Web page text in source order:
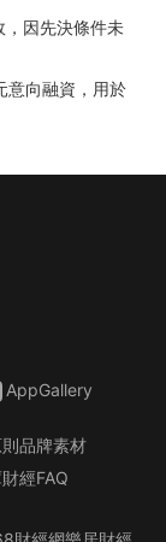
因先決條件未
意向融資，用於
AppGallery
品牌素材
財經FAQ